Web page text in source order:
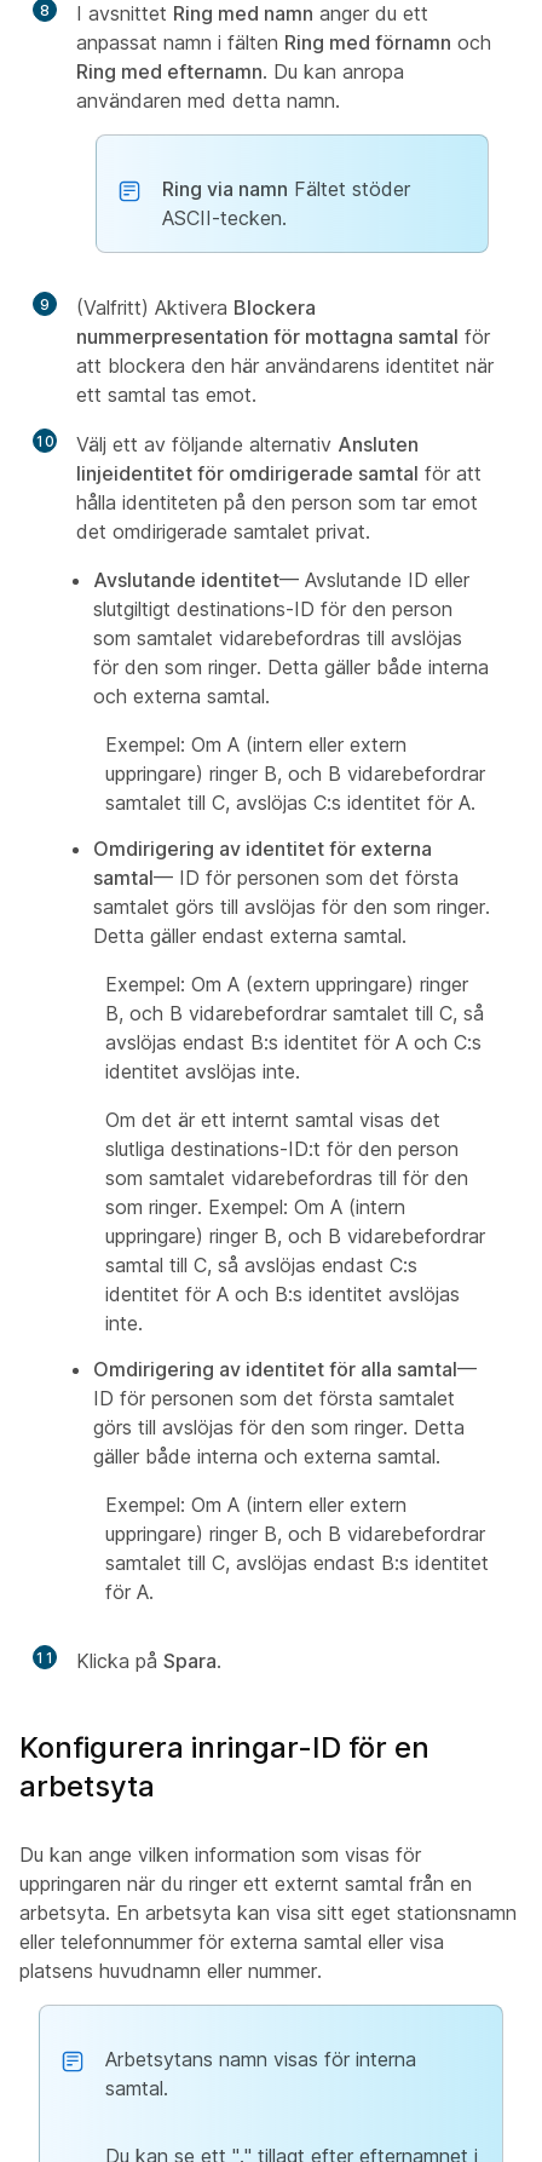
8 I avsnittet Ring med namn anger du ett
anpassat namn i fälten Ring med förnamn och
Ring med efternamn. Du kan anropa
användaren med detta namn.
Ring via namn Fältet stöder
ASCII-tecken.
9 (Valfritt) Aktivera Blockera
nummerpresentation för mottagna samtal för
att blockera den här användarens identitet när
ett samtal tas emot.
10 Välj ett av följande alternativ Ansluten
linjeidentitet för omdirigerade samtal för att
hålla identiteten på den person som tar emot
det omdirigerade samtalet privat.
Avslutande identitet— Avslutande ID eller
slutgiltigt destinations-ID för den person
som samtalet vidarebefordras till avslöjas
för den som ringer. Detta gäller både interna
och externa samtal.
Exempel: Om A (intern eller extern
uppringare) ringer B, och B vidarebefordrar
samtalet till C, avslöjas C:s identitet för A.
Omdirigering av identitet för externa
samtal— ID för personen som det första
samtalet görs till avslöjas för den som ringer.
Detta gäller endast externa samtal.
Exempel: Om A (extern uppringare) ringer
B, och B vidarebefordrar samtalet till C, så
avslöjas endast B:s identitet för A och C:s
identitet avslöjas inte.
Om det är ett internt samtal visas det
slutliga destinations-ID:t för den person
som samtalet vidarebefordras till för den
som ringer. Exempel: Om A (intern
uppringare) ringer B, och B vidarebefordrar
samtal till C, så avslöjas endast C:s
identitet för A och B:s identitet avslöjas
inte.
Omdirigering av identitet för alla samtal—
ID för personen som det första samtalet
görs till avslöjas för den som ringer. Detta
gäller både interna och externa samtal.
Exempel: Om A (intern eller extern
uppringare) ringer B, och B vidarebefordrar
samtalet till C, avslöjas endast B:s identitet
för A.
11 Klicka på Spara.
Konfigurera inringar-ID för en
arbetsyta
Du kan ange vilken information som visas för
uppringaren när du ringer ett externt samtal från en
arbetsyta. En arbetsyta kan visa sitt eget stationsnamn
eller telefonnummer för externa samtal eller visa
platsens huvudnamn eller nummer.
Arbetsytans namn visas för interna
samtal.
Du kan se ett "." tillagt efter efternamnet i